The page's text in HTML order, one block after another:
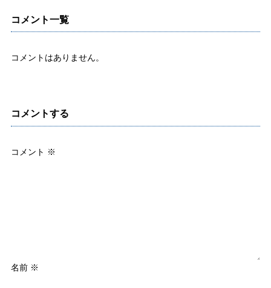
コメント一覧
コメントはありません。
コメントする
コメント ※
名前 ※